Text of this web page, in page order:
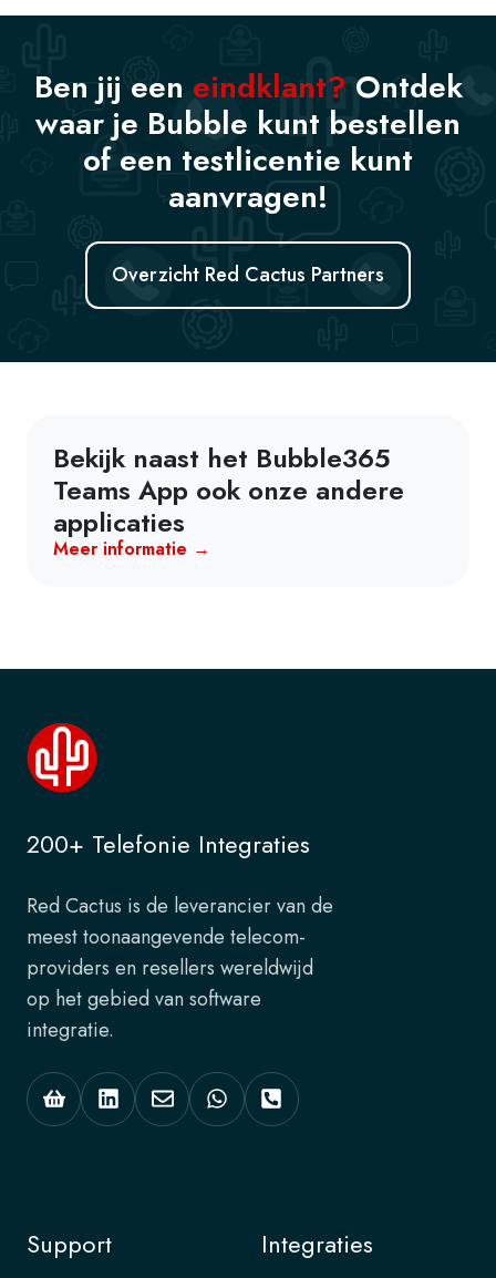
Ben jij een eindklant? Ontdek
waar je Bubble kunt bestellen
of een testlicentie kunt
aanvragen!
Overzicht Red Cactus Partners
Bekijk naast het Bubble365
Teams App ook onze andere
applicaties
Meer informatie →
200+ Telefonie Integraties
Red Cactus is de leverancier van de
meest toonaangevende telecom-
providers en resellers wereldwijd
op het gebied van software
integratie.
Support Integraties